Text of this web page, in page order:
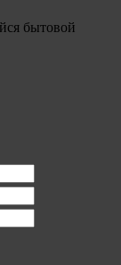
бытовой